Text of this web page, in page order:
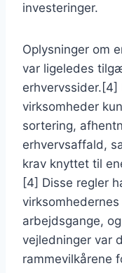
investeringer.
Oplysninger om
var ligeledes
virksomheder
sortering,
erhvervsaffald,
krav knyttet til
[4] Disse regler
arbejdsgange,
vejledninger var
rammevilkårene